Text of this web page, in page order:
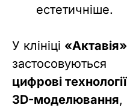
естетичніше.
У клініці «Актавія»
застосовуються
цифрові технології
3D-моделювання,